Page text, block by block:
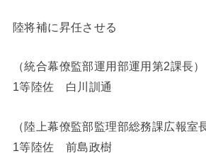
陸将補に昇任させる
（統合幕僚監部運用部運用第2課長）
1等陸佐 白川訓通
（陸上幕僚監部監理部総務課広報室
1等陸佐 前島政樹